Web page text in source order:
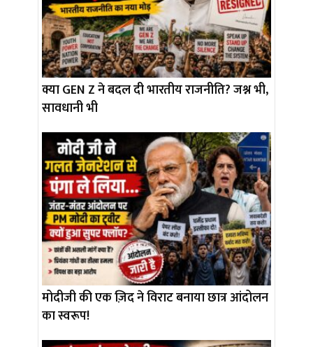
क्या GEN Z ने बदल दी भारतीय राजनीति? जश्न भी,
सावधानी भी
मोदीजी की एक ज़िद ने विराट बनाया छात्र आंदोलन
का स्वरूप!